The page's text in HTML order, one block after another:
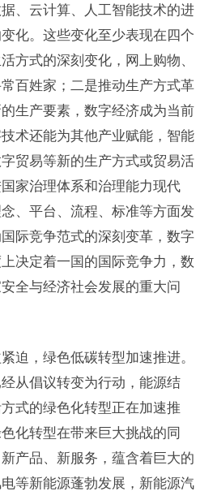
、云计算、人工智能技术的进
化。这些变化至少表现在四个
方式的深刻变化，网上购物、
百姓家；二是推动生产方式革
生产要素，数字经济成为当前
术还能为其他产业赋能，智能
贸易等新的生产方式或贸易活
家治理体系和治理能力现代
、平台、流程、标准等方面发
际竞争范式的深刻变革，数字
决定着一国的国际竞争力，数
全与经济社会发展的重大问
，绿色低碳转型加速推进。
从倡议转变为行动，能源结
式的绿色化转型正在加速推
化转型在带来巨大挑战的同
产品、新服务，蕴含着巨大的
等新能源蓬勃发展，新能源汽